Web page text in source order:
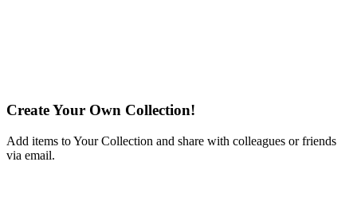
Create Your Own Collection!
Add items to Your Collection and share with colleagues or friends
via email.